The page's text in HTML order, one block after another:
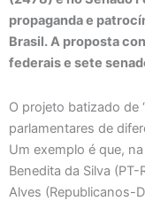
propaganda e
Brasil. A proposta
federais e sete
O projeto batizado de
parlamentares de
Um exemplo é que,
Benedita da Silva
Alves (Republicanos-